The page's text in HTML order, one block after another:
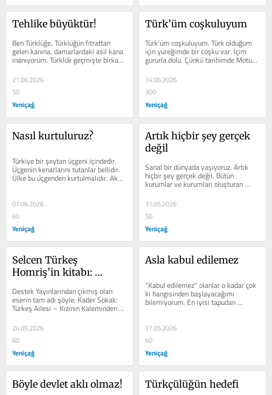
Tehlike büyüktür!
Ben Türklüğe, Türklüğün fıtrattan
gelen kanına, damarlardaki asil kana
inanıyorum. Türklük geçmişte birkaç
kez büyük oldu. Yakın...
21.06.2026
50
Yeniçağ
Türk’üm coşkuluyum
Türk’üm coşkuluyum. Türk olduğum
için yüreğimde bir coşku var. İçim
gururla dolu. Çünkü tarihimde Motun
Yabgu var, İstemi Kağan,...
14.06.2026
300
Yeniçağ
Nasıl kurtuluruz?
Türkiye bir şeytan üçgeni içindedir.
Üçgenin kenarlarını tutanlar bellidir.
Ülke bu üçgenden kurtulmalıdır. Aksi
takdirde...
07.06.2026
60
Yeniçağ
Artık hiçbir şey gerçek
değil
Sanal bir dünyada yaşıyoruz. Artık
hiçbir şey gerçek değil. Bütün
kurumlar ve kurumları oluşturan
bütün insanlar hastalıklı. Ülkenin...
31.05.2026
50
Yeniçağ
Selcen Türkeş
Homriş’in kitabı:
Destek Yayınlarından çıkmış olan
eserin tam adı şöyle: Kader Sokak:
Türkeş Ailesi – Kızının Kaleminden
Alparslan Türkeş ve Ailesinin...
24.05.2026
60
Yeniçağ
Asla kabul edilemez
“Kabul edilemez” olanlar o kadar çok
ki hangisinden başlayacağımı
bilemiyorum. En iyisi tapudan
başlamak. Bu vatan Türk milletine...
17.05.2026
60
Yeniçağ
Böyle devlet aklı olmaz! Türkçülüğün hedefi